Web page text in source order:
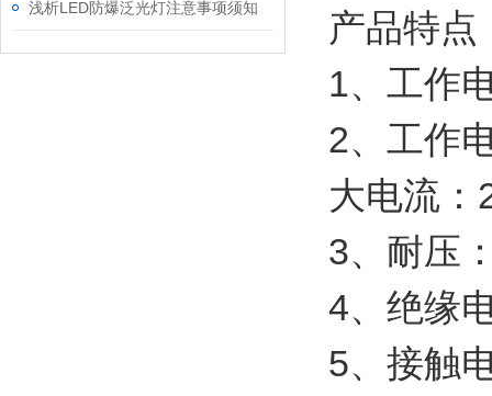
浅析LED防爆泛光灯注意事项须知
产品特点
1、工作
2、工作
大电流
3、耐压
4、绝缘
5、接触